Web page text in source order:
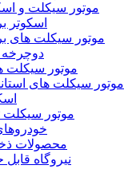
موتور سیکلت و
اسکوتر
موتور سیکلت های
موتور سیکلت
موتور سیکلت های
موتور سیکلت
محصولات
نیروگاه